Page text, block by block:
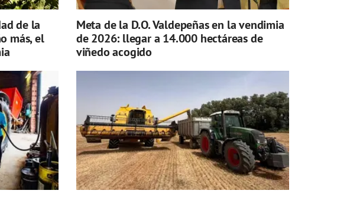
de la
más, el
Meta de la D.O. Valdepeñas en la vendimia
de 2026: llegar a 14.000 hectáreas de
viñedo acogido